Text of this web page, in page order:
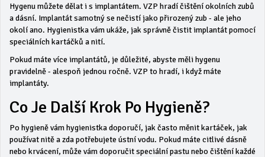
Hygenu můžete dělat i s implantátem. VZP hradí čištění okolních zubů
a dásní. Implantát samotný se nečistí jako přirozený zub - ale jeho
okolí ano. Hygienistka vám ukáže, jak správně čistit implantát pomocí
speciálních kartáčků a nití.
Pokud máte více implantátů, je důležité, abyste měli hygenu
pravidelně - alespoň jednou ročně. VZP to hradí, i když máte
implantáty.
Co Je Další Krok Po Hygieně?
Po hygieně vám hygienistka doporučí, jak často měnit kartáček, jak
používat nitě a zda potřebujete ústní vodu. Pokud máte citlivé dásně
nebo krvácení, může vám doporučit speciální pastu nebo čištění každé